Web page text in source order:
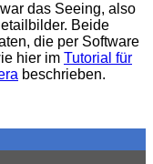
das Seeing, also
Beide
die per Software
hier im Tutorial für
beschrieben.